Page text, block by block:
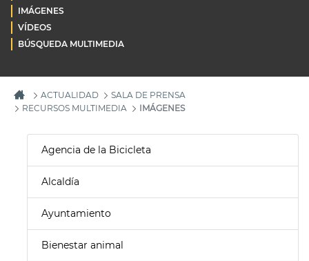
IMÁGENES
VÍDEOS
BÚSQUEDA MULTIMEDIA
ACTUALIDAD
SALA DE PRENSA
RECURSOS MULTIMEDIA
IMÁGENES
Agencia de la Bicicleta
Alcaldía
Ayuntamiento
Bienestar animal